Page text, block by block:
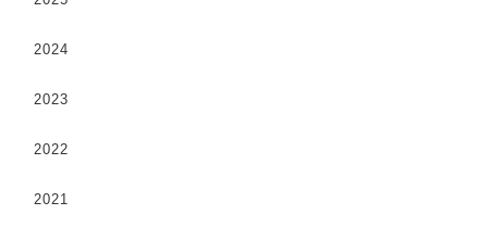
2024
2023
2022
2021